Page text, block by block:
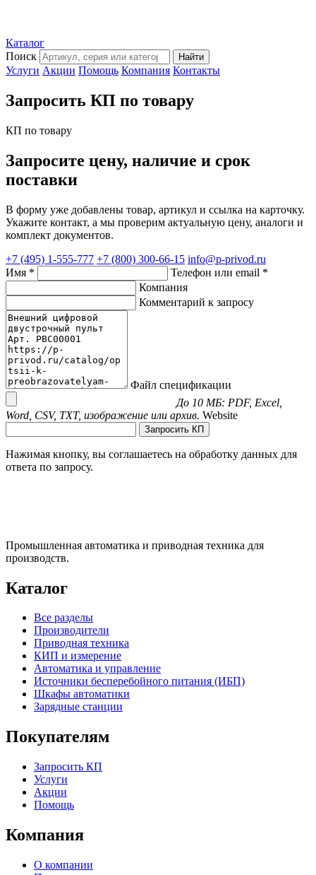
Каталог
Поиск
Найти
Услуги Акции Помощь Компания Контакты
Запросить КП по товару
КП по товару
Запросите цену, наличие и срок
поставки
В форму уже добавлены товар, артикул и ссылка на карточку.
Укажите контакт, а мы проверим актуальную цену, аналоги и
комплект документов.
+7 (495) 1-555-777 +7 (800) 300-66-15 info@p-privod.ru
Имя *
Телефон или email *
Компания
Комментарий к запросу
Файл спецификации
До 10 МБ: PDF, Excel,
Word, CSV, TXT, изображение или архив. Website
Запросить КП
Нажимая кнопку, вы соглашаетесь на обработку данных для
ответа по запросу.
Промышленная автоматика и приводная техника для
производств.
Каталог
Все разделы
Производители
Приводная техника
КИП и измерение
Автоматика и управление
Источники бесперебойного питания (ИБП)
Шкафы автоматики
Зарядные станции
Покупателям
Запросить КП
Услуги
Акции
Помощь
Компания
О компании